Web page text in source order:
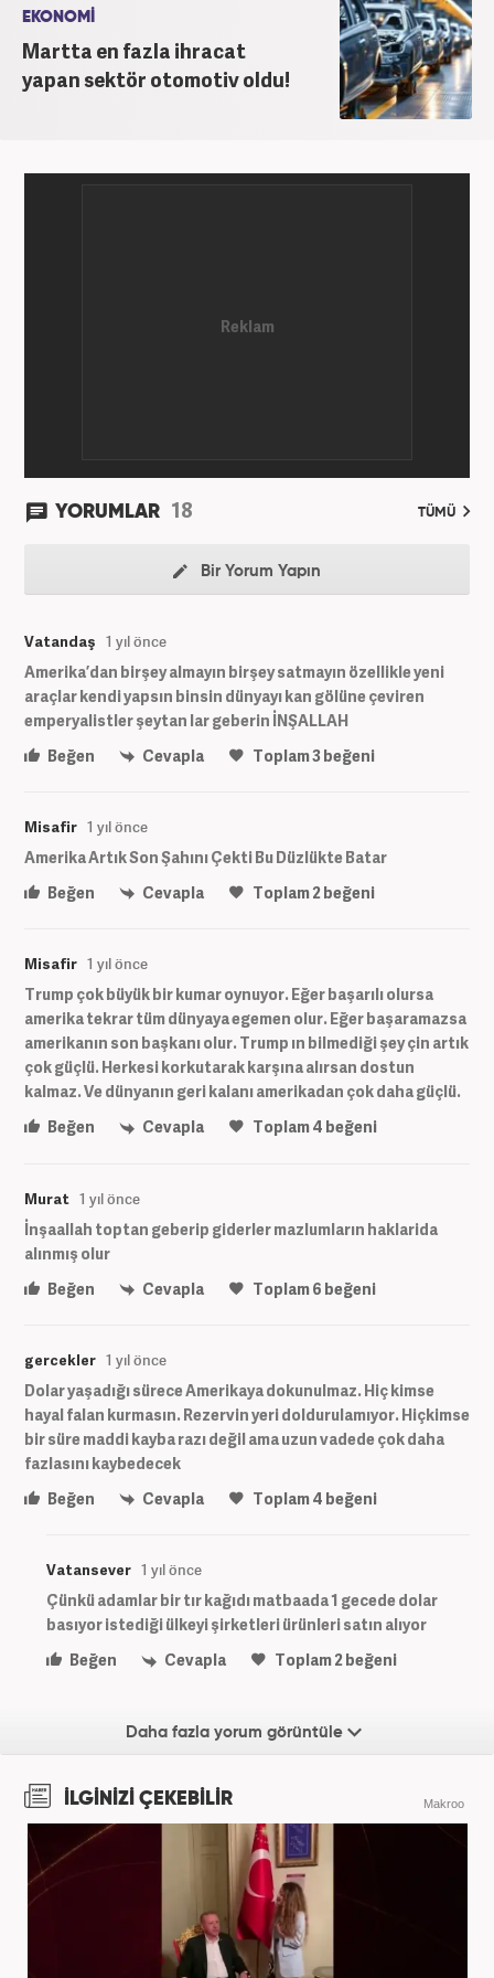
EKONOMİ
Martta en fazla ihracat
yapan sektör otomotiv oldu!
YORUMLAR 18 TÜMÜ
Bir Yorum Yapın
Vatandaş 1 yıl önce
Amerika’dan birşey almayın birşey satmayın özellikle yeni
araçlar kendi yapsın binsin dünyayı kan gölüne çeviren
emperyalistler şeytan lar geberin İNŞALLAH
Beğen
Cevapla Toplam3beğeni
Misafir 1 yıl önce
Amerika Artık Son Şahını Çekti Bu Düzlükte Batar
Beğen
Cevapla Toplam2beğeni
Misafir 1 yıl önce
Trump çok büyük bir kumar oynuyor. Eğer başarılı olursa
amerika tekrar tüm dünyaya egemen olur. Eğer başaramazsa
amerikanın son başkanı olur. Trump ın bilmediği şey çin artık
çok güçlü. Herkesi korkutarak karşına alırsan dostun
kalmaz. Ve dünyanın geri kalanı amerikadan çok daha güçlü.
Beğen
Cevapla Toplam4 beğeni
Murat 1 yıl önce
İnşaallah toptan geberip giderler mazlumların haklarida
alınmış olur
Beğen
Cevapla Toplam6 beğeni
gercekler 1 yıl önce
Dolar yaşadığı sürece Amerikaya dokunulmaz. Hiç kimse
hayal falan kurmasın. Rezervin yeri doldurulamıyor. Hiçkimse
bir süre maddi kayba razı değil ama uzun vadede çok daha
fazlasını kaybedecek
Beğen
Cevapla Toplam4 beğeni
Vatansever 1 yıl önce
Çünkü adamlar bir tır kağıdı matbaada 1 gecede dolar
basıyor istediği ülkeyi şirketleri ürünleri satın alıyor
Beğen
Cevapla Toplam2beğeni
Daha fazla yorum görüntüle
İLGİNİZİ ÇEKEBİLİR Makroo